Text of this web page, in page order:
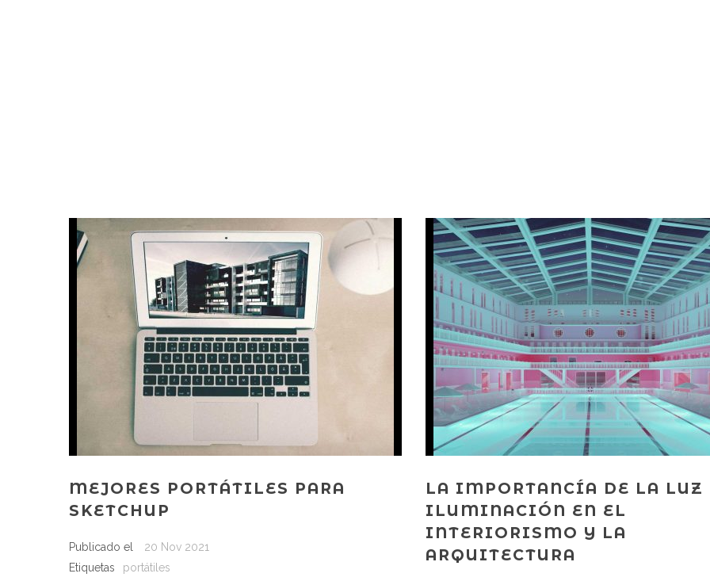
MEJORES PORTÁTILES PARA
SKETCHUP
Publicado el
20 Nov 2021
Etiquetas
portátiles
LA IMPORTANCÍA DE LA LUZ
ILUMINACIÓN EN EL
INTERIORISMO Y LA
ARQUITECTURA